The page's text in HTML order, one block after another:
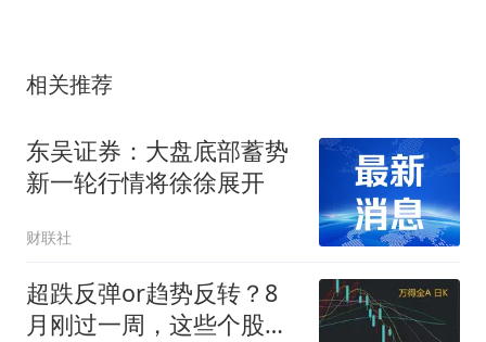
相关推荐
东吴证券：大盘底部蓄势
新一轮行情将徐徐展开
财联社
超跌反弹or趋势反转？8
月刚过一周，这些个股已